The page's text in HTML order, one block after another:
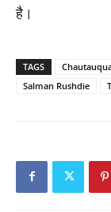
है।
TAGS
Salman Rushdie